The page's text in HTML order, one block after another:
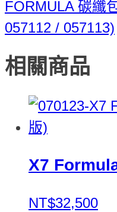
FORMULA 碳纖
057112 / 057113)
相關商品
X7
NT$32,500